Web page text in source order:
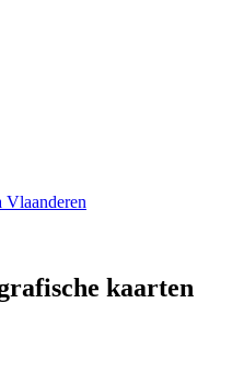
Vlaanderen
kaarten